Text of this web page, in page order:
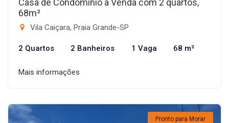
Casa de Condomínio à Venda com 2 quartos,
68m²
Vila Caiçara, Praia Grande-SP
2 Quartos 2 Banheiros 1 Vaga 68 m²
Mais informações
Pronto para Morar